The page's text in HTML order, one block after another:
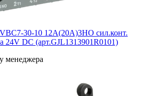
30-10 12A(20А)3НО сил.конт.
24V DС (арт.GJL1313901R0101)
менеджера